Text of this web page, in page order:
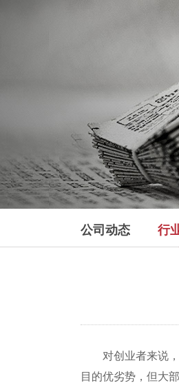
公司动态 行
对创业者来说，
目的优劣势，但大